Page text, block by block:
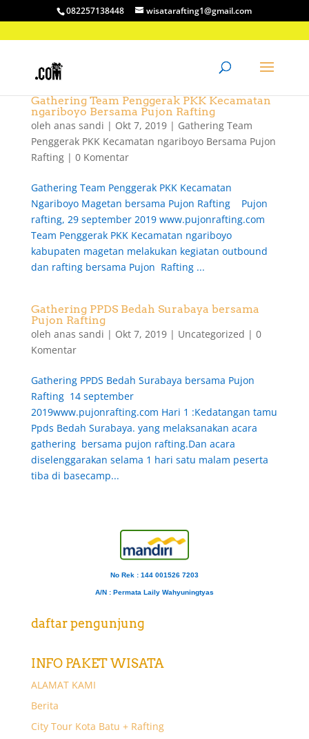
082257138448 wisatarafting1@gmail.com
Gathering Team Penggerak PKK Kecamatan
ngariboyo Bersama Pujon Rafting
oleh anas sandi | Okt 7, 2019| Gathering Team
Penggerak PKK Kecamatan ngariboyo Bersama Pujon
Rafting| 0 Komentar
Gathering Team Penggerak PKK Kecamatan
Ngariboyo Magetan bersama Pujon Rafting Pujon
rafting, 29 september 2019 www.pujonrafting.com
Team Penggerak PKK Kecamatan ngariboyo
kabupaten magetan melakukan kegiatan outbound
dan rafting bersama Pujon Rafting ...
Gathering PPDS Bedah Surabaya bersama
Pujon Rafting
oleh anas sandi | Okt 7, 2019| Uncategorized | 0
Komentar
Gathering PPDS Bedah Surabaya bersama Pujon
Rafting 14 september
2019www.pujonrafting.com Hari 1 :Kedatangan tamu
Ppds Bedah Surabaya. yang melaksanakan acara
gathering bersama pujon rafting.Dan acara
diselenggarakan selama 1 hari satu malam peserta
tiba di basecamp...
No Rek : 144 001526 7203
A/N : Permata Laily Wahyuningtyas
daftar pengunjung
INFO PAKET WISATA
ALAMAT KAMI
Berita
City Tour Kota Batu + Rafting